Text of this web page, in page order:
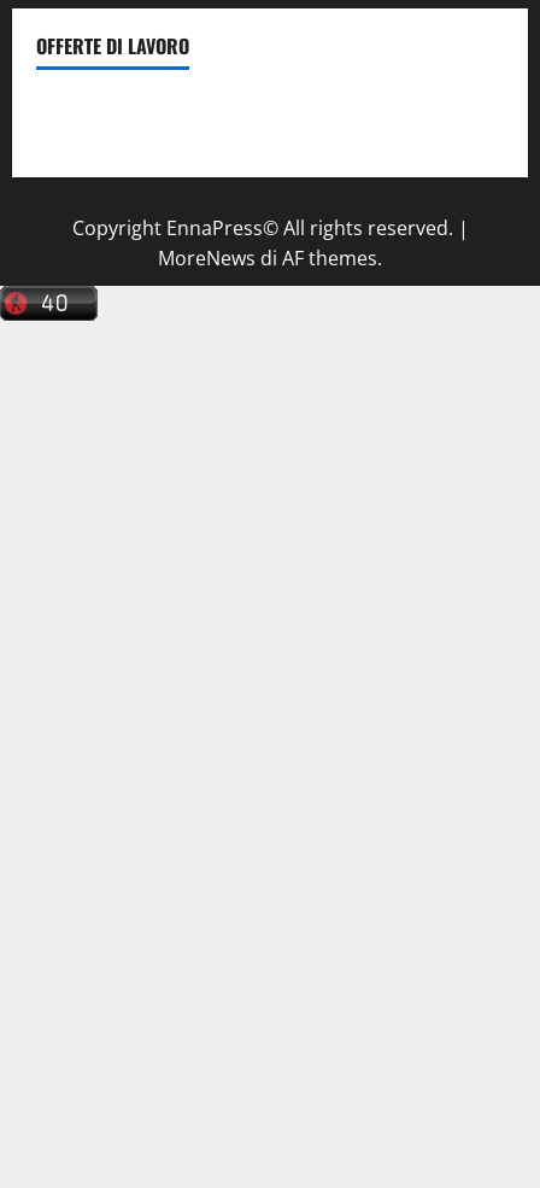
OFFERTE DI LAVORO
Copyright EnnaPress© All rights reserved. |
MoreNews di AF themes.